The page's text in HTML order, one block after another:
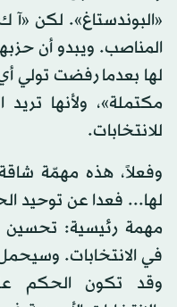
«البوندستاغ». لكن
المناصب. ويبدو أن
لها بعدما رفضت
مكتملة»، ولأنها
للانتخابات.
وفعلاً، هذه مهمّة
لها... فعدا عن توحيد
مهمة رئيسية: تحسين
في الانتخابات. وسيحمل
وقد تكون الحكم